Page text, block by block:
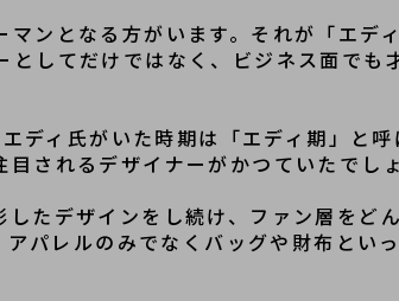
ンとなる方がいます。それが「エデ
してだけではなく、ビジネス面でも
ディ氏がいた時期は「エディ期」と
されるデザイナーがかつていたでしょ
たデザインをし続け、ファン層をど
パレルのみでなくバッグや財布とい